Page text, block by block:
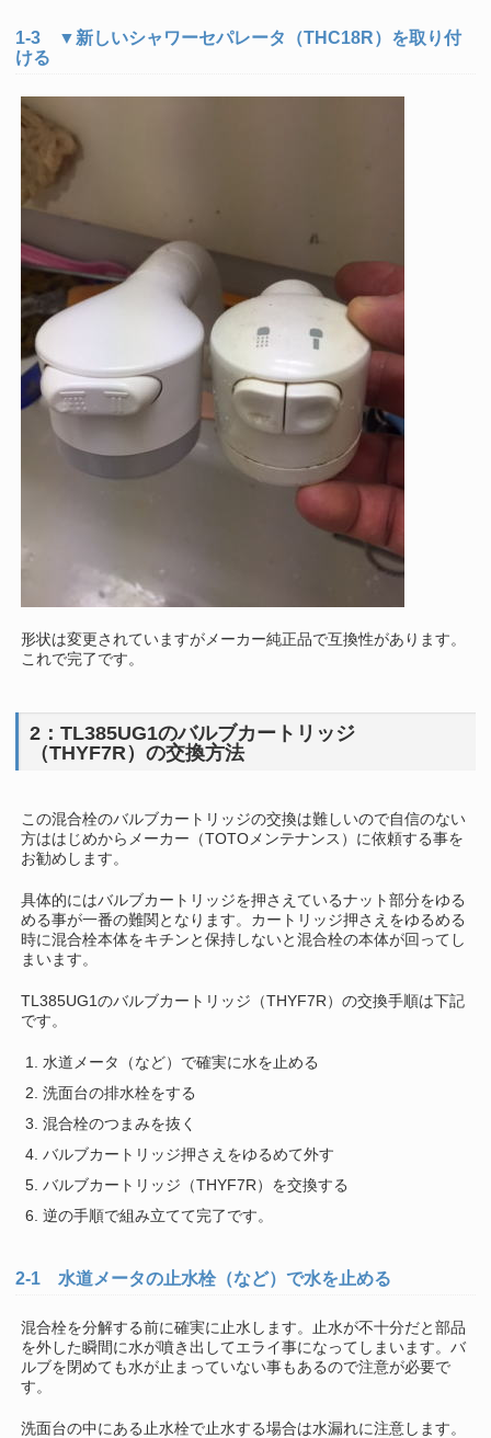
1-3 ▼新しいシャワーセパレータ（THC18R）を取り付
ける
形状は変更されていますがメーカー純正品で互換性があります。
これで完了です。
2：TL385UG1のバルブカートリッジ
（THYF7R）の交換方法
この混合栓のバルブカートリッジの交換は難しいので自信のない
方ははじめからメーカー（TOTOメンテナンス）に依頼する事を
お勧めします。
具体的にはバルブカートリッジを押さえているナット部分をゆる
める事が一番の難関となります。カートリッジ押さえをゆるめる
時に混合栓本体をキチンと保持しないと混合栓の本体が回ってし
まいます。
TL385UG1のバルブカートリッジ（THYF7R）の交換手順は下記
です。
水道メータ（など）で確実に水を止める
洗面台の排水栓をする
混合栓のつまみを抜く
バルブカートリッジ押さえをゆるめて外す
バルブカートリッジ（THYF7R）を交換する
逆の手順で組み立てて完了です。
2-1 水道メータの止水栓（など）で水を止める
混合栓を分解する前に確実に止水します。止水が不十分だと部品
を外した瞬間に水が噴き出してエライ事になってしまいます。バ
ルブを閉めても水が止まっていない事もあるので注意が必要で
す。
洗面台の中にある止水栓で止水する場合は水漏れに注意します。